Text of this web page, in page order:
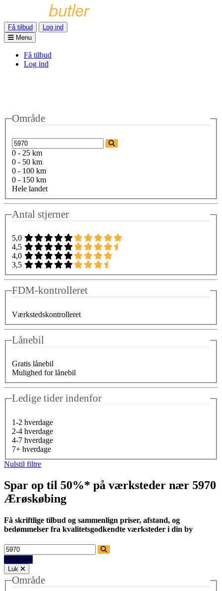
Få tilbud
Log ind
Menu
Få tilbud
Log ind
Område
0 - 25 km
0 - 50 km
0 - 100 km
0 - 150 km
Hele landet
Antal stjerner
5,0
4,5
4,0
3,5
FDM-kontrolleret
Værkstedskontrolleret
Lånebil
Gratis lånebil
Mulighed for lånebil
Ledige tider indenfor
1-2 hverdage
2-4 hverdage
4-7 hverdage
7+ hverdage
Nulstil filtre
Spar op til 50%* på værksteder nær 5970
Ærøskøbing
Få skriftlige tilbud og sammenlign priser, afstand, og
bedømmelser fra kvalitetsgodkendte værksteder i din by
Filtre
Luk
Område